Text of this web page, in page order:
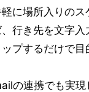
に場所入りの
行き先を文字
プするだけで
の連携でも実